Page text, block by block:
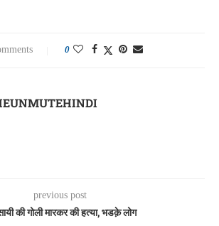
0
previous post
की गोली मारकर की हत्या, भडक़े लोग